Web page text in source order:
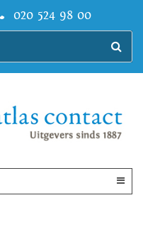
020 524 98 00